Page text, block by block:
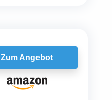
Zum Angebot